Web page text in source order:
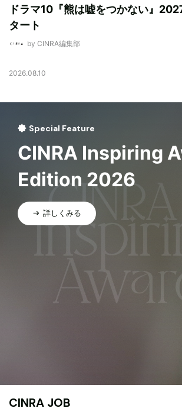
ドラマ10『熊は嘘をつかない』
タート
by CINRA編集部
2026.08.10
Special Feature
CINRA Inspiring
Edition 2026
詳しくみる
CINRA JOB